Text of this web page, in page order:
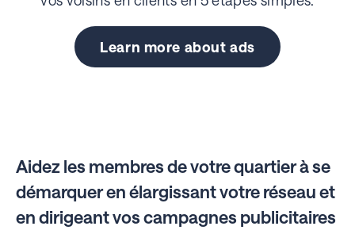
Learn more about ads
Aidez les membres de votre quartier à se
démarquer en élargissant votre réseau et
en dirigeant vos campagnes publicitaires